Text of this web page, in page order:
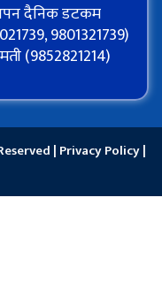
अपन दैनिक डटकम
9801321739)
(9852821214)
| Privacy Policy|